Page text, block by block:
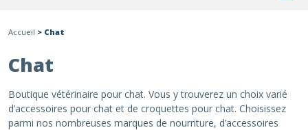
Accueil > Chat
Chat
Boutique vétérinaire pour chat. Vous y trouverez un choix varié
d’accessoires pour chat et de croquettes pour chat. Choisissez
parmi nos nombreuses marques de nourriture, d’accessoires